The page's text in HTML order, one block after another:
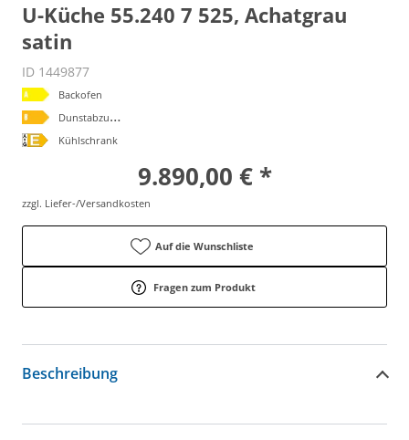
U-Küche 55.240 7 525, Achatgrau
satin
ID 1449877
Backofen
D
unstabzugshaube
Kühlschrank
9.890,00 € *
zzgl. Liefer-/Versandkosten
Auf die Wunschliste
Fragen zum Produkt
Beschreibung